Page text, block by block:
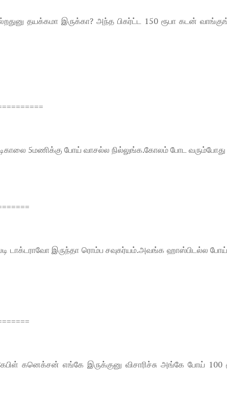
தயக்கமா இருக்கா? அந்த பிகர்ட்ட 150 ரூபா கடன்
5மணிக்கு போய் வாசல்ல நில்லுங்க.கோலம் போட வரும்போது
டாக்டராவோ இருந்தா ரொம்ப சவுகர்யம்.அவங்க ஹாஸ்பிடல்ல
கனெக்சன் எங்கே இருக்குனு விசாரிச்சு அங்கே போய்